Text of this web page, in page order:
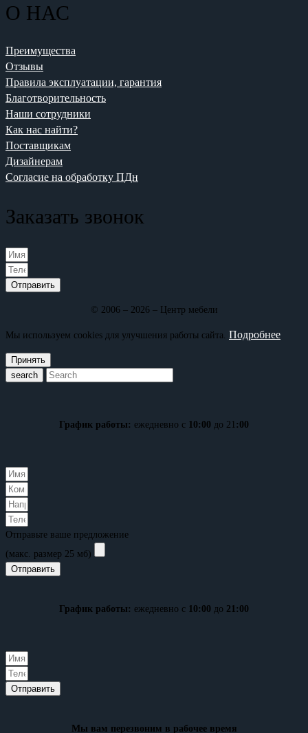
О НАС
Преимущества
Отзывы
Правила эксплуатации, гарантия
Благотворительность
Наши сотрудники
Как нас найти?
Поставщикам
Дизайнерам
Согласие на обработку ПДн
Заказать звонок
Отправить
© 2006 – 2026 – Центр мебели
Мы используем cookies для улучшения работы сайта. Подробнее
Принять
search
График работы: ежедневно с 10:00 до 21 :00
Отправьте ваше предложение
(макс. размер 25 мб)
Отправить
График работы: ежедневно с 10:00 до 21:00
Отправить
Мы вам перезвоним в рабочее время